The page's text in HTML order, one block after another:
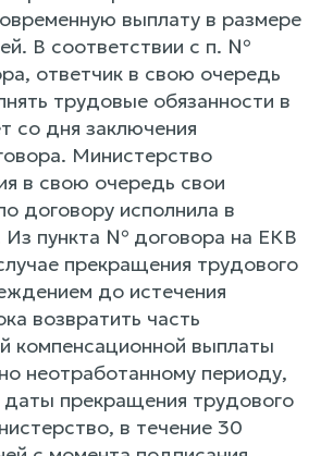
выплату в размере
В соответствии с п. №
ответчик в свою очередь
трудовые обязанности в
со дня заключения
Министерство
в свою очередь свои
договору исполнила в
Из пункта № договора на ЕКВ
прекращения трудового
до истечения
возвратить часть
компенсационной выплаты
неотработанному периоду,
даты прекращения трудового
в течение 30